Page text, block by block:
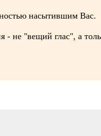
насытившим Вас.
- не "вещий глас", а